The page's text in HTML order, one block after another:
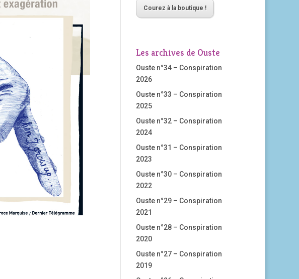
Courez à la boutique !
Les archives de Ouste
Ouste n°34 – Conspiration
2026
Ouste n°33 – Conspiration
2025
Ouste n°32 – Conspiration
2024
Ouste n°31 – Conspiration
2023
Ouste n°30 – Conspiration
2022
Ouste n°29 – Conspiration
2021
Ouste n°28 – Conspiration
2020
Ouste n°27 – Conspiration
2019